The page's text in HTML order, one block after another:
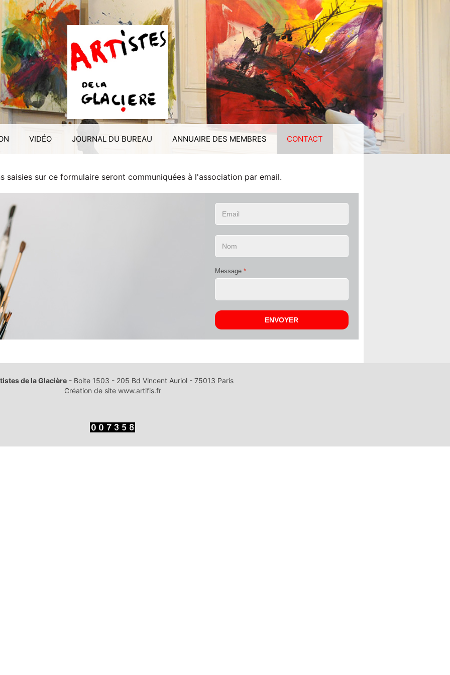
VIDÉO JOURNAL DU BUREAU ANNUAIRE DES MEMBRES CONTACT
saisies sur ce formulaire seront communiquées à l'association par email.
Message *
ENVOYER
de la Glacière- Boite 1503 - 205 Bd Vincent Auriol - 75013 Paris
Création de site www.artifis.fr